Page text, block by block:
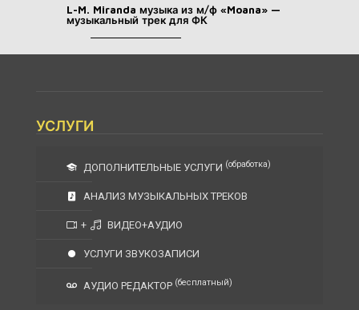
L-M. Miranda музыка из м/ф «Moana» —
музыкальный трек для ФК
УСЛУГИ
ДОПОЛНИТЕЛЬНЫЕ УСЛУГИ (обработка)
АНАЛИЗ МУЗЫКАЛЬНЫХ ТРЕКОВ
+ ВИДЕО+АУДИО
УСЛУГИ ЗВУКОЗАПИСИ
АУДИО РЕДАКТОР (бесплатный)